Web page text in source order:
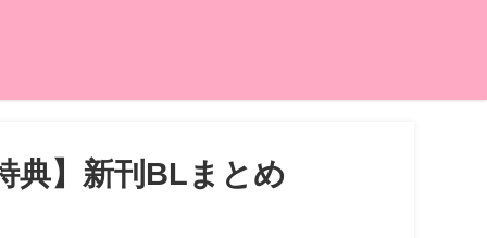
典】新刊BLまとめ